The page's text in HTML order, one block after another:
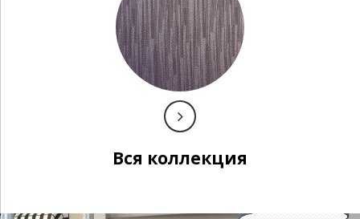
Вся коллекция